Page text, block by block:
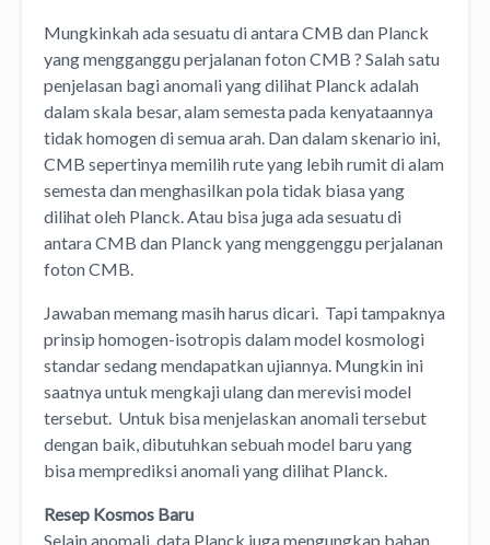
Mungkinkah ada sesuatu di antara CMB dan Planck
yang mengganggu perjalanan foton CMB ? Salah satu
penjelasan bagi anomali yang dilihat Planck adalah
dalam skala besar, alam semesta pada kenyataannya
tidak homogen di semua arah. Dan dalam skenario ini,
CMB sepertinya memilih rute yang lebih rumit di alam
semesta dan menghasilkan pola tidak biasa yang
dilihat oleh Planck. Atau bisa juga ada sesuatu di
antara CMB dan Planck yang menggenggu perjalanan
foton CMB.
Jawaban memang masih harus dicari. Tapi tampaknya
prinsip homogen-isotropis dalam model kosmologi
standar sedang mendapatkan ujiannya. Mungkin ini
saatnya untuk mengkaji ulang dan merevisi model
tersebut. Untuk bisa menjelaskan anomali tersebut
dengan baik, dibutuhkan sebuah model baru yang
bisa memprediksi anomali yang dilihat Planck.
Resep Kosmos Baru
Selain anomali, data Planck juga mengungkap bahan